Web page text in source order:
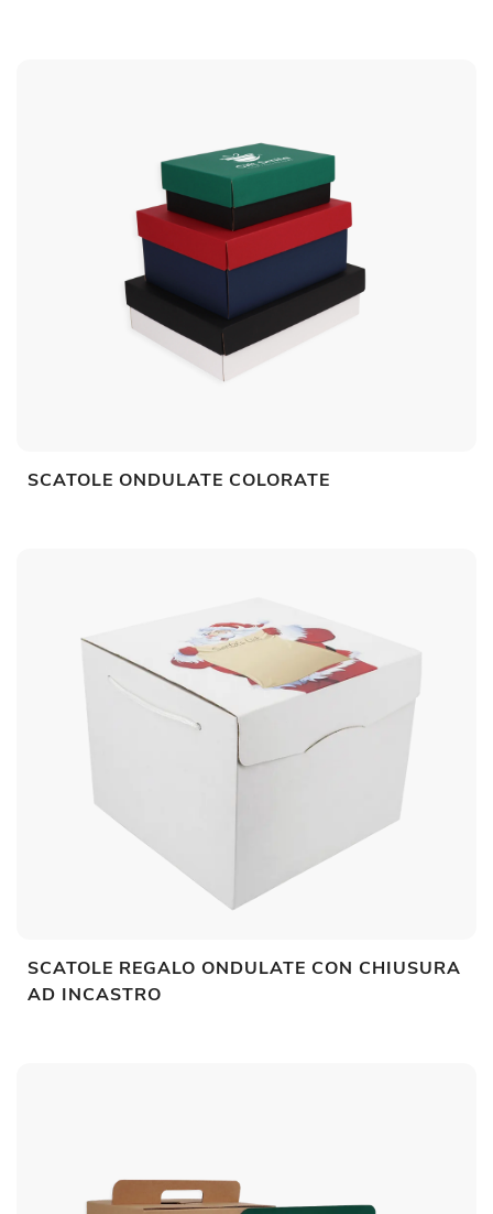
SCATOLE ONDULATE COLORATE
SCATOLE REGALO ONDULATE CON CHIUSURA
AD INCASTRO